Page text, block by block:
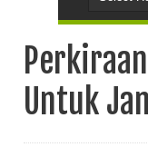
Untuk